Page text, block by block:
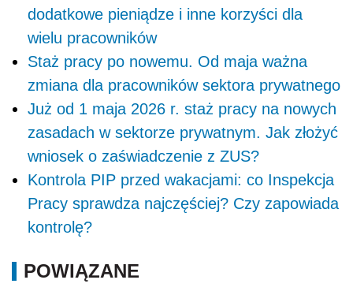
dodatkowe pieniądze i inne korzyści dla
wielu pracowników
Staż pracy po nowemu. Od maja ważna
zmiana dla pracowników sektora prywatnego
Już od 1 maja 2026 r. staż pracy na nowych
zasadach w sektorze prywatnym. Jak złożyć
wniosek o zaświadczenie z ZUS?
Kontrola PIP przed wakacjami: co Inspekcja
Pracy sprawdza najczęściej? Czy zapowiada
kontrolę?
POWIĄZANE